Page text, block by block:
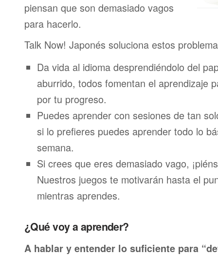
piensan que son demasiado vagos
para hacerlo.
Talk Now! Japonés soluciona estos
Da vida al idioma desprendiéndolo del
aburrido, todos fomentan el aprendizaje
por tu progreso.
Puedes aprender con sesiones de tan
si lo prefieres puedes aprender todo lo
semana.
Si crees que eres demasiado vago,
Nuestros juegos te motivarán hasta el
mientras aprendes.
¿Qué voy a aprender?
A hablar y entender lo suficiente para